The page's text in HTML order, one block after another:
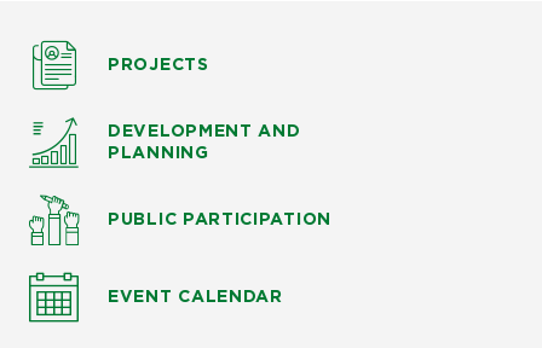
PROJECTS
DEVELOPMENT AND
PLANNING
PUBLIC PARTICIPATION
EVENT CALENDAR